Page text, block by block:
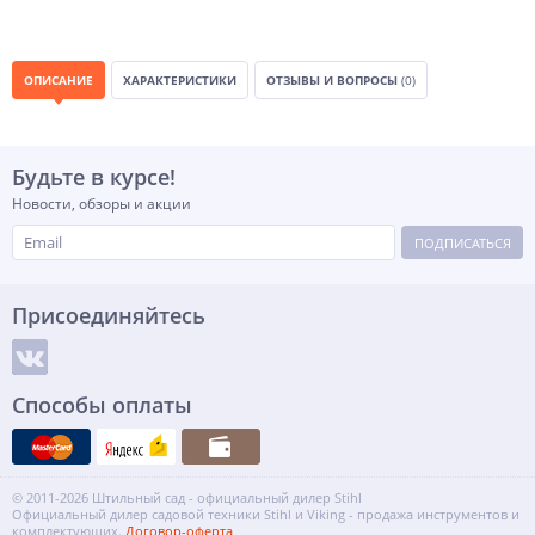
ОПИСАНИЕ ХАРАКТЕРИСТИКИ ОТЗЫВЫ И ВОПРОСЫ (0)
Будьте в курсе!
Новости, обзоры и акции
ПОДПИСАТЬСЯ
Присоединяйтесь
Способы оплаты
© 2011-2026 Штильный сад - официальный дилер Stihl
Официальный дилер садовой техники Stihl и Viking - продажа инструментов и
комплектующих. Договор-оферта